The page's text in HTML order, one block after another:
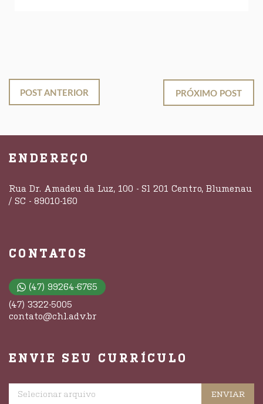
POST ANTERIOR PRÓXIMO POST
ENDEREÇO
Rua Dr. Amadeu da Luz, 100 - Sl 201 Centro, Blumenau
/ SC - 89010-160
CONTATOS
(47) 99264-6765
(47) 3322-5005
contato@chl.adv.br
ENVIE SEU CURRÍCULO